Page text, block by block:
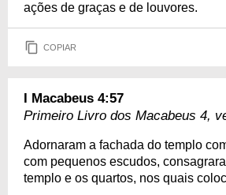
ações de graças e de louvores.
COPIAR
I Macabeus 4:57
Primeiro Livro dos Macabeus 4,
Adornaram a fachada do templo
com pequenos escudos,
templo e os quartos, nos quais